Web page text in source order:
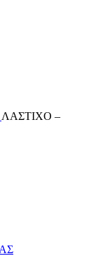
ΛΑΣΤΙΧΟ –